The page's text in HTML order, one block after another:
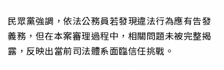
民眾黨強調，依法公務員若發現違法行為應有告發
義務，但在本案審理過程中，相關問題未被完整揭
露，反映出當前司法體系面臨信任挑戰。